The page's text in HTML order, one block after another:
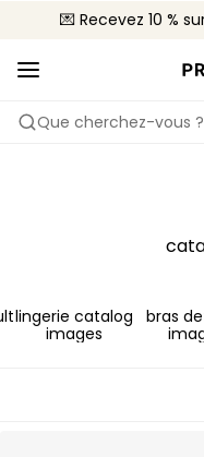
💌 Recevez 10 %
🚚 Livraison
📦
Que cherchez-vous ?
lingerie catalog
images
bras